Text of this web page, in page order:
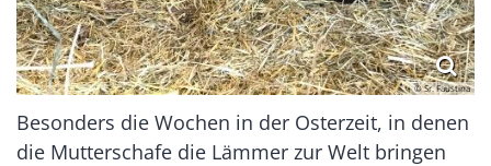
© Sr. Faustina
Besonders die Wochen in der Osterzeit, in denen
die Mutterschafe die Lämmer zur Welt bringen